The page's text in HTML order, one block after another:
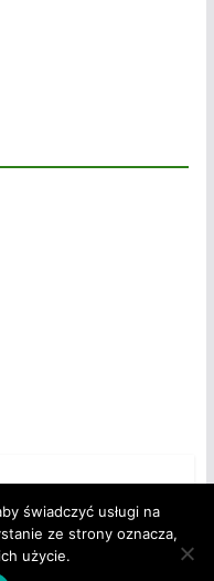
– Okręg
świadczyć usługi na
ze strony oznacza,
użycie.